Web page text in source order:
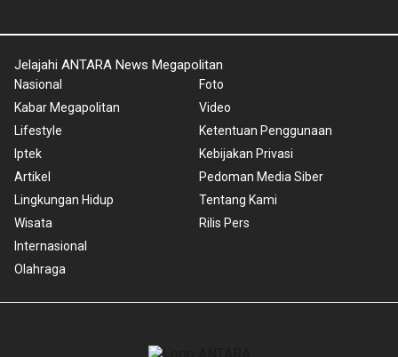
Jelajahi ANTARA News Megapolitan
Nasional
Kabar Megapolitan
Lifestyle
Iptek
Artikel
Lingkungan Hidup
Wisata
Internasional
Olahraga
Foto
Video
Ketentuan Penggunaan
Kebijakan Privasi
Pedoman Media Siber
Tentang Kami
Rilis Pers